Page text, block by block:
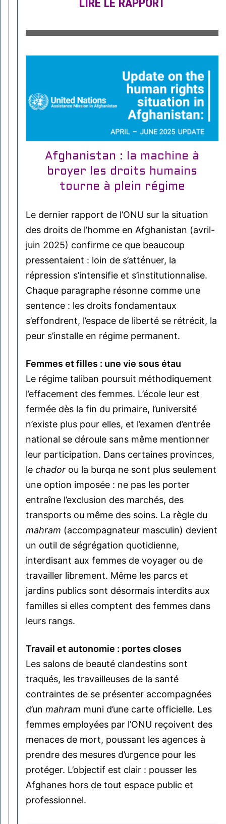
LIRE LE RAPPORT
Afghanistan : la machine à
broyer les droits humains
tourne à plein régime
Le dernier rapport de l’ONU sur la situation
des droits de l’homme en Afghanistan (avril-
juin 2025) confirme ce que beaucoup
pressentaient : loin de s’atténuer, la
répression s’intensifie et s’institutionnalise.
Chaque paragraphe résonne comme une
sentence : les droits fondamentaux
s’effondrent, l’espace de liberté se rétrécit, la
peur s’installe en régime permanent.
Femmes et filles : une vie sous étau
Le régime taliban poursuit méthodiquement
l’effacement des femmes. L’école leur est
fermée dès la fin du primaire, l’université
n’existe plus pour elles, et l’examen d’entrée
national se déroule sans même mentionner
leur participation. Dans certaines provinces,
le chador ou la burqa ne sont plus seulement
une option imposée : ne pas les porter
entraîne l’exclusion des marchés, des
transports ou même des soins. La règle du
mahram (accompagnateur masculin) devient
un outil de ségrégation quotidienne,
interdisant aux femmes de voyager ou de
travailler librement. Même les parcs et
jardins publics sont désormais interdits aux
familles si elles comptent des femmes dans
leurs rangs.
Travail et autonomie : portes closes
Les salons de beauté clandestins sont
traqués, les travailleuses de la santé
contraintes de se présenter accompagnées
d’un mahram muni d’une carte officielle. Les
femmes employées par l’ONU reçoivent des
menaces de mort, poussant les agences à
prendre des mesures d’urgence pour les
protéger. L’objectif est clair : pousser les
Afghanes hors de tout espace public et
professionnel.